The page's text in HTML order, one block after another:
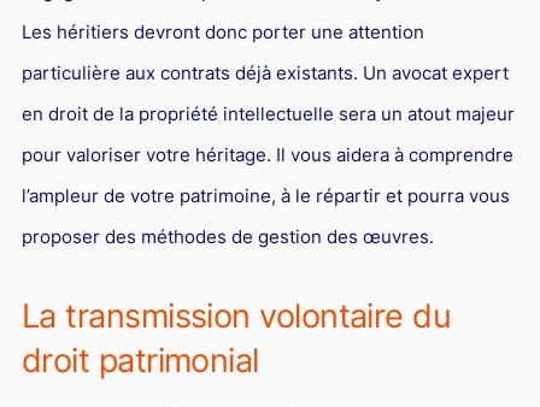
Droit du sport
Les héritiers devront donc porter une attention
particulière aux contrats déjà existants. Un avocat expert
en droit de la propriété intellectuelle sera un atout majeur
pour valoriser votre héritage. Il vous aidera à comprendre
l’ampleur de votre patrimoine, à le répartir et pourra vous
proposer des méthodes de gestion des œuvres.
La transmission volontaire du
droit patrimonial